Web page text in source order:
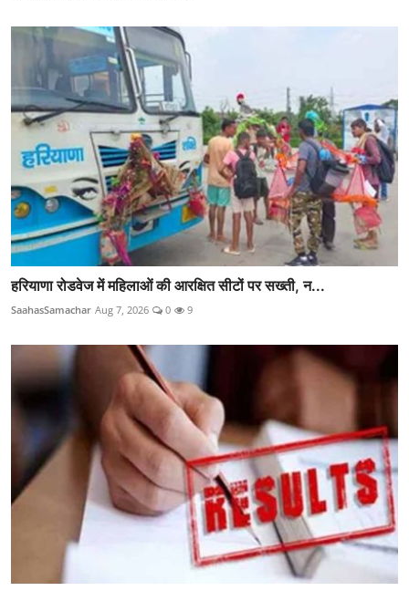
हरियाणा रोडवेज में महिलाओं की आरक्षित सीटों पर सख्ती, न...
SaahasSamachar Aug 7, 2026 0 9